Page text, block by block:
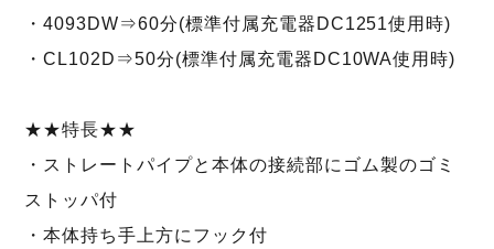
・4093DW⇒60分(標準付属充電器DC1251使用時)
・CL102D⇒50分(標準付属充電器DC10WA使用時)
★★特長★★
・ストレートパイプと本体の接続部にゴム製のゴミ
ストッパ付
・本体持ち手上方にフック付